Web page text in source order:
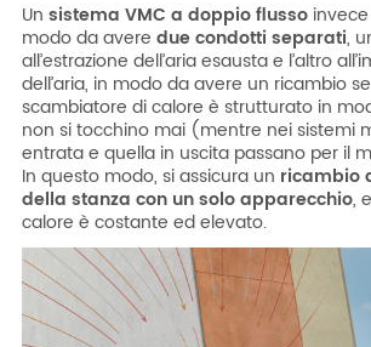
Un sistema VMC a doppio flussoinvece
modo da avere due condotti separati,
all’estrazione dell’aria esausta e l’altro
dell’aria, in modo da avere un ricambio
scambiatore di calore è strutturato in
non si tocchino mai (mentre nei sistemi
entrata e quella in uscita passano per il
In questo modo, si assicura un ricambio
della stanza con un solo apparecchio,
calore è costante ed elevato.